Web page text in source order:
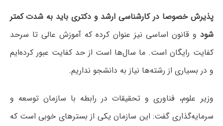
پذیرش خصوصا در کارشناسی ارشد و دکتری باید به شدت کمتر
شود و قانون اساسی نیز عنوان کرده که آموزش عالی تا سرحد
کفایت رایگان است. ما سال‌ها است از حد کفایت عبور کرده‌ایم
و در بسیاری از رشته‌ها نیاز به دانشجو نداریم.
وزیر علوم، فناوری و تحقیقات در رابطه با سازمان توسعه و
سرمایه‌گذاری گفت: این سازمان یکی از بسترهای خوبی است که